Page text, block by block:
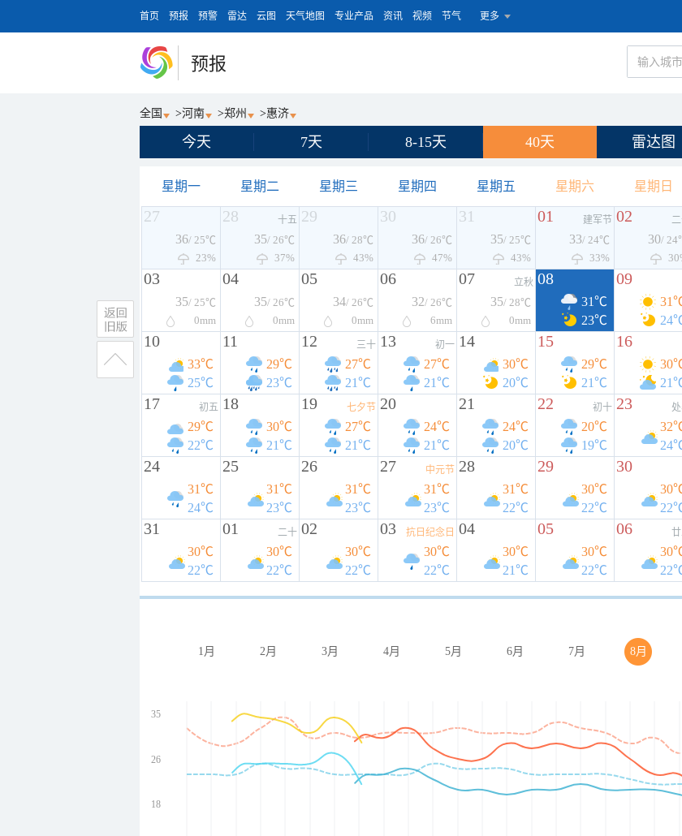
首页 预报 预警 雷达 云图 天气地图 专业产品 资讯 视频 节气 更多
预报
全国 >河南 >郑州 >惠济
今天 7天 8-15天 40天 雷达图
星期一 星期二 星期三 星期四 星期五 星期六 星期日
27
36/ 25℃
23%
28 十五
35/ 26℃
37%
29
36/ 28℃
43%
30
36/ 26℃
47%
31
35/ 25℃
43%
01 建军节
33/ 24℃
33%
02
30/
03
35/ 25℃
0mm
04
35/ 26℃
0mm
05
34/ 26℃
0mm
06
32/ 26℃
6mm
07 立秋
35/ 28℃
0mm
08
31℃
23℃
09
10
33℃
25℃
11
29℃
23℃
12 三十
27℃
21℃
13 初一
27℃
21℃
14
30℃
20℃
15
29℃
21℃
16
17 初五
29℃
22℃
18
30℃
21℃
19 七夕节
27℃
21℃
20
24℃
21℃
21
24℃
20℃
22 初十
20℃
19℃
23
24
31℃
24℃
25
31℃
23℃
26
31℃
23℃
27 中元节
31℃
23℃
28
31℃
22℃
29
30℃
22℃
30
31
30℃
22℃
01 二十
30℃
22℃
02
30℃
22℃
03 抗日纪念日
30℃
22℃
04
30℃
21℃
05
30℃
22℃
06
1月 2月 3月 4月 5月 6月 7月 8月
35
26
18